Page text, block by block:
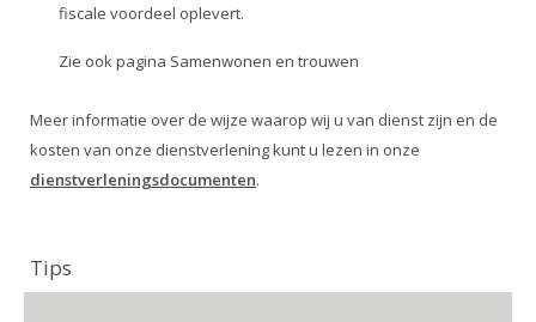
fiscale voordeel oplevert.
Zie ook pagina Samenwonen en trouwen
Meer informatie over de wijze waarop wij u van dienst zijn en de
kosten van onze dienstverlening kunt u lezen in onze
dienstverleningsdocumenten.
Tips